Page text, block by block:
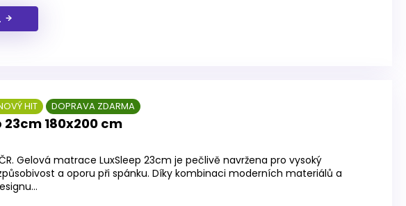
23cm 180x200 cm
HIT DOPRAVA ZDARMA
Gelová matrace LuxSleep 23cm je pečlivě navržena pro vysoký
a oporu při spánku. Díky kombinaci moderních materiálů a